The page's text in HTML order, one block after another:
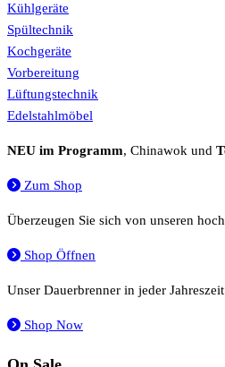
Kühlgeräte
Spültechnik
Kochgeräte
Vorbereitung
Lüftungstechnik
Edelstahlmöbel
NEU im Programm, Chinawok und
Zum Shop
Überzeugen Sie sich von unseren
Shop Öffnen
Unser Dauerbrenner in jeder
Shop Now